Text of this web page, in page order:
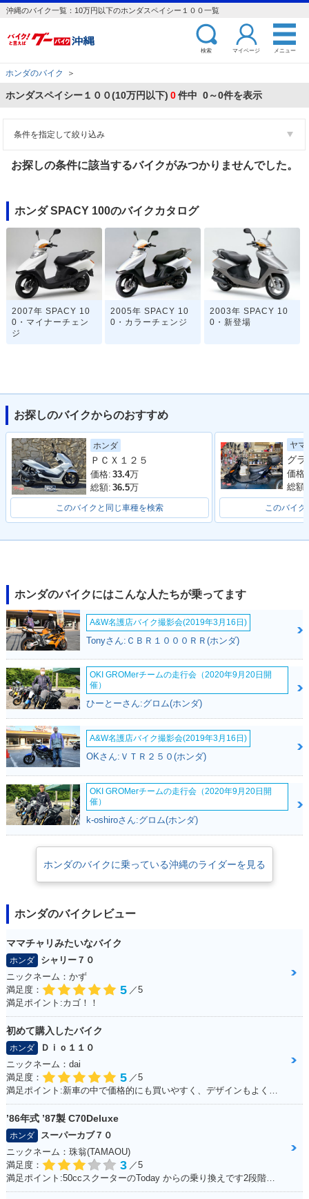
沖縄のバイク一覧：10万円以下のホンダスペイシー１００一覧
検索 マイページ メニュー
ホンダのバイク ＞
ホンダスペイシー１００(10万円以下) 0件中 0～0件を表示
条件を指定して絞り込み
お探しの条件に該当するバイクがみつかりませんでした。
ホンダ SPACY 100のバイクカタログ
2007年 SPACY 10
0・マイナーチェン
ジ
2005年 SPACY 10
0・カラーチェンジ
2003年 SPACY 10
0・新登場
お探しのバイクからのおすすめ
ホンダ
ＰＣＸ１２５
価格: 33.4万
総額: 36.5万
このバイクと同じ車種を検索
ヤマ
価格:
総額:
このバイク
ホンダのバイクにはこんな人たちが乗ってます
A&W名護店バイク撮影会(2019年3月16日)
Tonyさん:ＣＢＲ１０００ＲＲ(ホンダ)
OKI GROMerチームの走行会（2020年9月20日開
催）
ひーとーさん:グロム(ホンダ)
A&W名護店バイク撮影会(2019年3月16日)
OKさん:ＶＴＲ２５０(ホンダ)
OKI GROMerチームの走行会（2020年9月20日開
催）
k-oshiroさん:グロム(ホンダ)
ホンダのバイクに乗っている沖縄のライダーを見る
ホンダのバイクレビュー
ママチャリみたいなバイク
ホンダ
シャリー７０
ニックネーム：かず
満足度：
5 ／5
満足ポイント:カゴ！！
初めて購入したバイク
ホンダ
Ｄｉｏ１１０
ニックネーム：dai
満足度：
5 ／5
’86年式 ’87製 C70Deluxe
ホンダ
スーパーカブ７０
ニックネーム：珠翁(TAMAOU)
満足度：
3 ／5
満足ポイント:50ccスクーターのToday からの乗り換えです2段階右折や、30km/h規制から逃れるためにこれにしました。 Today にはセルモーターがありましたが、C70のエンジンスタートはキックのみ。 坂道にはどうしても非力感があり、登らないイメージ。 また、キャンプツーリングなど荷物満載で出掛けた時も中々走りません。 スプロケを前15、後38に換装してます。非力なのでややトルクに振って見ました。タイヤはノーマルです。これで75km/h出るか出ないかって所です。 普段使いの足がわりには良く働いてくれます。 キャンプや株主総会に出掛けるのでもっと磨いて、可愛がり、長く乗るつもりです。